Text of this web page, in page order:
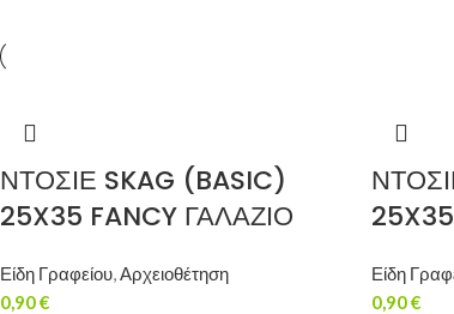
ΝΤΟΣΙΕ SKAG (BASIC)
25X35 FANCY ΓΑΛΑΖΙΟ
Είδη Γραφείου,Αρχειοθέτηση
0,90€
Είδη
0,90€